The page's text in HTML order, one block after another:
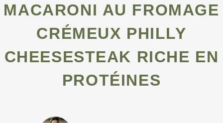
MACARONI AU FROMAGE
CRÉMEUX PHILLY
CHEESESTEAK RICHE EN
PROTÉINES